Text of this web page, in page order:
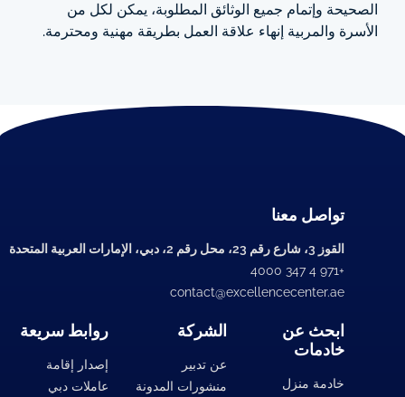
الصحيحة وإتمام جميع الوثائق المطلوبة، يمكن لكل من
الأسرة والمربية إنهاء علاقة العمل بطريقة مهنية ومحترمة.
تواصل معنا
القوز 3، شارع رقم 23، محل رقم 2، دبي، الإمارات العربية المتحدة
+971 4 347 4000
contact@excellencecenter.ae
ابحث عن
خادمات
خادمة منزل
الشركة
عن تدبير
منشورات المدونة
روابط سريعة
إصدار إقامة
عاملات دبي